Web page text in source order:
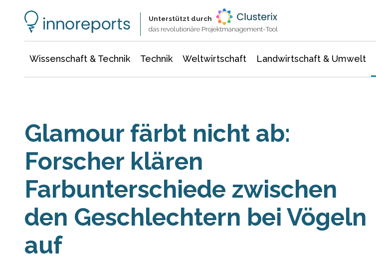
Unterstützt durch
das revolutionäre Projektmanagement-Tool
Wissenschaft & Technik Technik Weltwirtschaft Landwirtschaft & Umwelt
Glamour färbt nicht ab:
Forscher klären
Farbunterschiede zwischen
den Geschlechtern bei Vögeln
auf